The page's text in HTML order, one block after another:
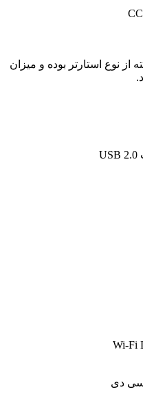
از نوع استارتر بوده و میزان
Wi-Fi
سی دی